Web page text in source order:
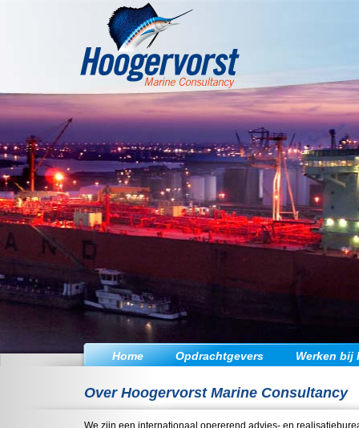
Jump to navigation
Over Hoogervorst Marine Consultancy
We zijn een internationaal opererend advies- en
Home Opdrachtgevers Werken bij